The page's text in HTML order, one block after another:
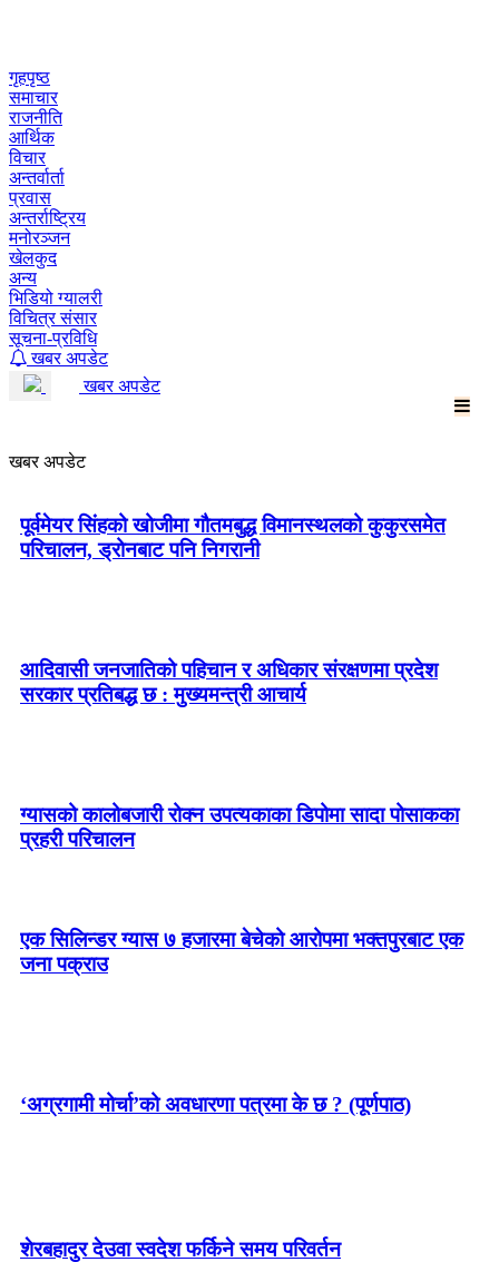
गृहपृष्ठ
समाचार
राजनीति
आर्थिक
विचार
अन्तर्वार्ता
प्रवास
अन्तर्राष्ट्रिय
मनोरञ्जन
खेलकुद
अन्य
भिडियो ग्यालरी
विचित्र संसार
सूचना-प्रविधि
खबर अपडेट
खबर अपडेट
खबर अपडेट
पूर्वमेयर सिंहको खोजीमा गौतमबुद्ध विमानस्थलको कुकुरसमेत
परिचालन, ड्रोनबाट पनि निगरानी
आदिवासी जनजातिको पहिचान र अधिकार संरक्षणमा प्रदेश
सरकार प्रतिबद्ध छ : मुख्यमन्त्री आचार्य
ग्यासको कालोबजारी रोक्न उपत्यकाका डिपोमा सादा पोसाकका
प्रहरी परिचालन
एक सिलिन्डर ग्यास ७ हजारमा बेचेको आरोपमा भक्तपुरबाट एक
जना पक्राउ
‘अग्रगामी मोर्चा’को अवधारणा पत्रमा के छ ? (पूर्णपाठ)
शेरबहादुर देउवा स्वदेश फर्किने समय परिवर्तन